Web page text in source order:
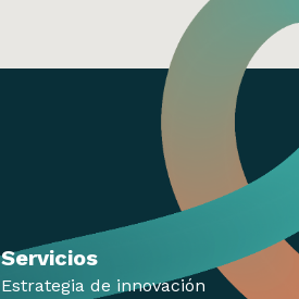
Servicios
Estrategia de innovación